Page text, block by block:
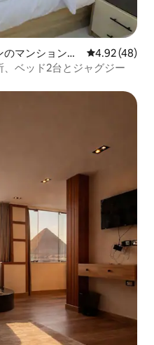
マンション・
レビュー48
4.92 (48)
ベッド2台とジャグジー